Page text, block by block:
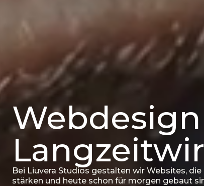
Bei Liuvera Studios gestalten wir Websites,
stärken und heute schon für morgen gebaut